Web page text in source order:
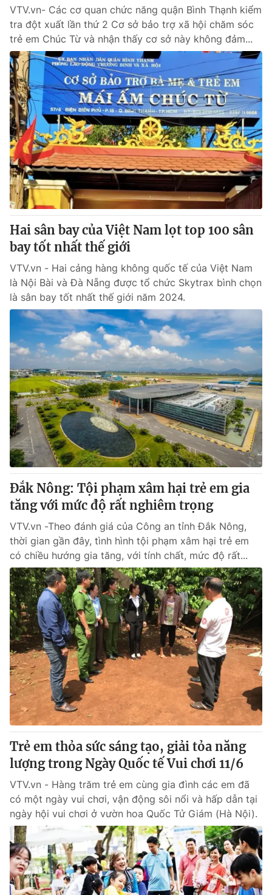
VTV.vn- Các cơ quan chức năng quận Bình Thạnh kiểm
tra đột xuất lần thứ 2 Cơ sở bảo trợ xã hội chăm sóc
trẻ em Chúc Từ và nhận thấy cơ sở này không đảm...
Hai sân bay của Việt Nam lọt top 100 sân
bay tốt nhất thế giới
VTV.vn - Hai cảng hàng không quốc tế của Việt Nam
là Nội Bài và Đà Nẵng được tổ chức Skytrax bình chọn
là sân bay tốt nhất thế giới năm 2024.
Đắk Nông: Tội phạm xâm hại trẻ em gia
tăng với mức độ rất nghiêm trọng
VTV.vn -Theo đánh giá của Công an tỉnh Đắk Nông,
thời gian gần đây, tình hình tội phạm xâm hại trẻ em
có chiều hướng gia tăng, với tính chất, mức độ rất...
Trẻ em thỏa sức sáng tạo, giải tỏa năng
lượng trong Ngày Quốc tế Vui chơi 11/6
VTV.vn - Hàng trăm trẻ em cùng gia đình các em đã
có một ngày vui chơi, vận động sôi nổi và hấp dẫn tại
ngày hội vui chơi ở vườn hoa Quốc Tử Giám (Hà Nội).